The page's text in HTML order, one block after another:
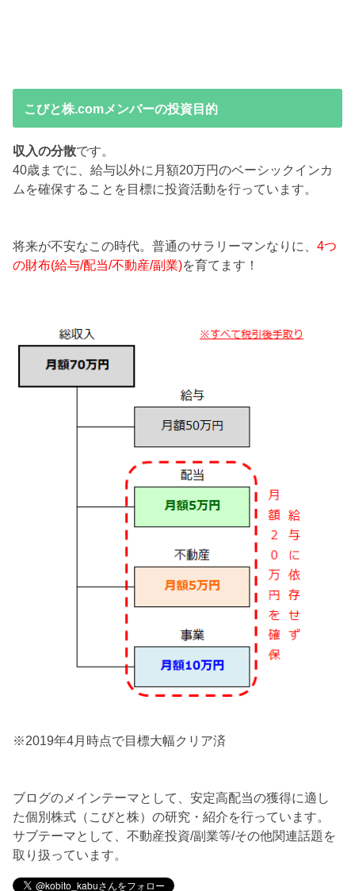
こびと株.comメンバーの投資目的
収入の分散です。
40歳までに、給与以外に月額20万円のベーシックインカ
ムを確保することを目標に投資活動を行っています。
将来が不安なこの時代。普通のサラリーマンなりに、4つ
の財布(給与/配当/不動産/副業)を育てます！
※2019年4月時点で目標大幅クリア済
ブログのメインテーマとして、安定高配当の獲得に適し
た個別株式（こびと株）の研究・紹介を行っています。
サブテーマとして、不動産投資/副業等/その他関連話題を
取り扱っています。